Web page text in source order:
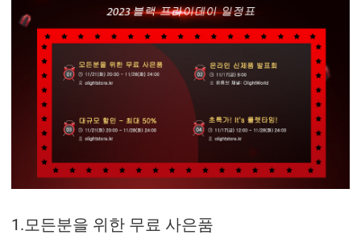
1.모든분을 위한 무료 사은품